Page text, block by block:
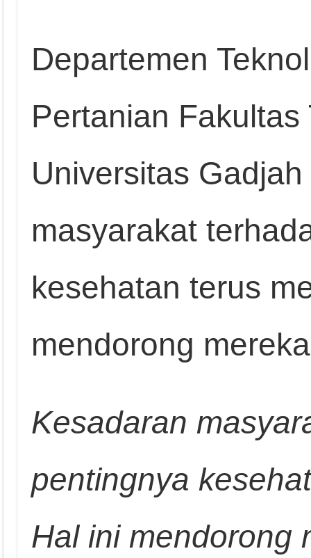
Departemen
Pertanian
Universitas
masyarakat
kesehatan terus
mendorong mereka
Kesadaran
pentingnya
Hal ini mendorong